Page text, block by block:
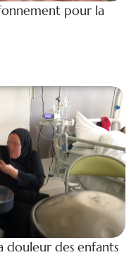
pour la
douleur des enfants